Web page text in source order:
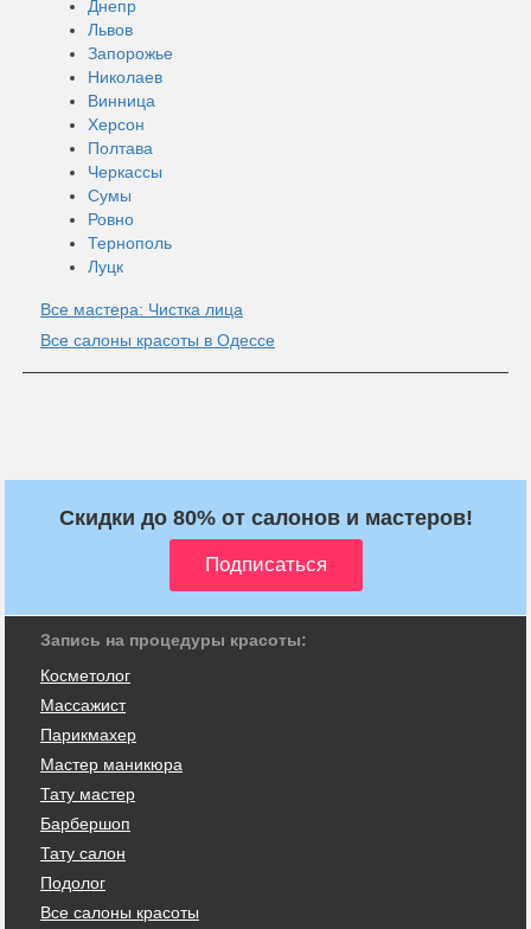
Днепр
Львов
Запорожье
Николаев
Винница
Херсон
Полтава
Черкассы
Сумы
Ровно
Тернополь
Луцк
Все мастера: Чистка лица
Все салоны красоты в Одессе
Скидки до 80% от салонов и мастеров!
Запись на процедуры красоты:
Косметолог
Массажист
Парикмахер
Мастер маникюра
Тату мастер
Барбершоп
Тату салон
Подолог
Все салоны красоты